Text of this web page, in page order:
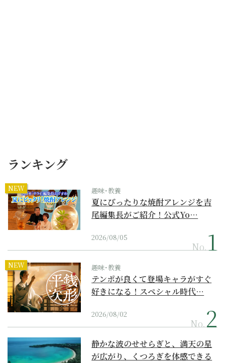
ランキング
NEW 趣味･教養
夏にぴったりな焼酎アレンジを吉
尾編集長がご紹介！公式Yo…
2026/08/05
No.
NEW 趣味･教養
テンポが良くて登場キャラがすぐ
好きになる！スペシャル時代…
2026/08/02
No.
静かな波のせせらぎと、満天の星
が広がり、くつろぎを体感できる